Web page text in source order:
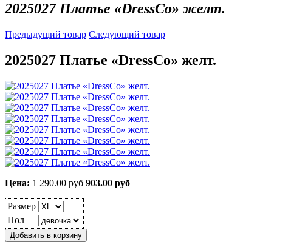
2025027 Платье «DressCo» желт.
Предыдущий товар Следующий товар
2025027 Платье «DressCo» желт.
Цена: 1 290.00 руб 903.00 руб
Размер
Пол